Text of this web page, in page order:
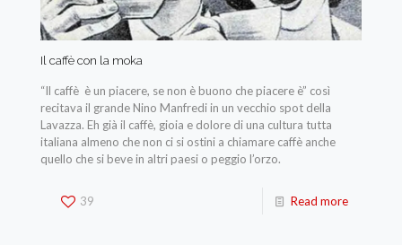
Il caffè con la moka
“Il caffè è un piacere, se non è buono che piacere è” così
recitava il grande Nino Manfredi in un vecchio spot della
Lavazza. Eh già il caffè, gioia e dolore di una cultura tutta
italiana almeno che non ci si ostini a chiamare caffè anche
quello che si beve in altri paesi o peggio l’orzo.
39 Read more